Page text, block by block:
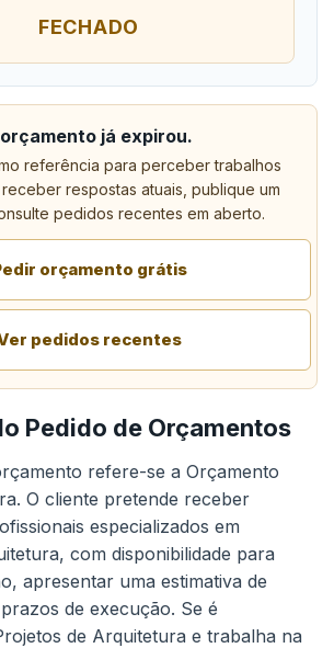
FECHADO
já expirou.
referência para perceber trabalhos
respostas atuais, publique um
pedidos recentes em aberto.
orçamento grátis
pedidos recentes
Pedido de Orçamentos
refere-se a Orçamento
O cliente pretende receber
especializados em
com disponibilidade para
apresentar uma estimativa de
de execução. Se é
de Arquitetura e trabalha na